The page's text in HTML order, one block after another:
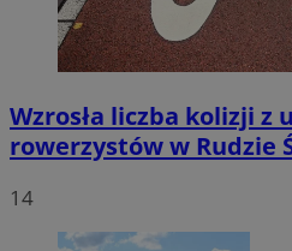
Wzrosła liczba kolizji z
rowerzystów w Rudzie
14